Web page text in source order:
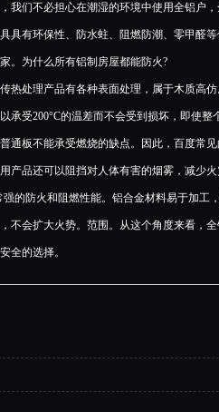
我们不必担心在潮湿的环境中使用全铝户
具有环保性、防水蛀、阻燃防潮、零甲醛
。为什么所有铝制房屋都能防火?
处理产品有各种表面处理，属于木质高仿
承受200°C的温差而不会受到损坏，即使整
通板不能承受燃烧的缺点。因此，百度常
产品还可以阻挡对人体有害的烟雾，减少
的防火和阻燃性能。铝合金材料易于加工
不会扩大火势。范围。从这个角度来看，
全的选择。